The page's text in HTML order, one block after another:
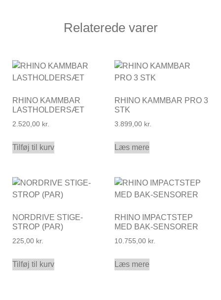
Relaterede varer
RHINO KAMMBAR
LASTHOLDERSÆT
2.520,00 kr.
Tilføj til kurv
RHINO KAMMBAR PRO 3
STK
3.899,00 kr.
Læs mere
NORDRIVE STIGE-
STROP (PAR)
225,00 kr.
Tilføj til kurv
RHINO IMPACTSTEP
MED BAK-SENSORER
10.755,00 kr.
Læs mere